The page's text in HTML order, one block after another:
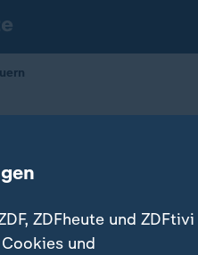
ZDFheute und ZDFtivi
und